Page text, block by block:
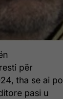
për
tha se ai po
pasi u